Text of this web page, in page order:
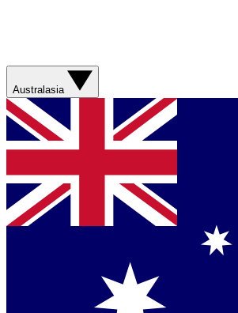
Australasia